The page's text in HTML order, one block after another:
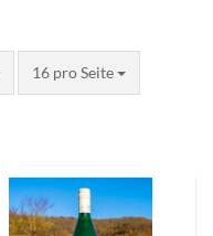
16 pro Seite
pro Seite